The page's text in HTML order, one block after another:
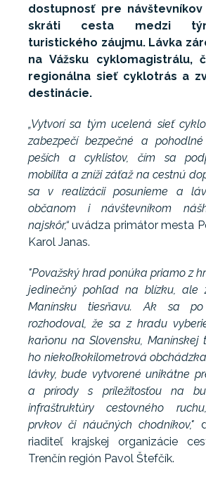
dostupnosť pre
skráti cesta medzi
turistického záujmu. Lávka
na Vážsku cyklomagistrálu,
regionálna sieť cyklotrás a
destinácie.
„Vytvorí sa tým ucelená sieť
zabezpečí bezpečné a
peších a cyklistov, čím sa
mobilita a zníži záťaž na cestnú
sa v realizácii posunieme a
občanom i návštevníkom
najskôr,“ uvádza primátor mesta
Karol Janas.
"Považský hrad ponúka priamo z
jedinečný pohľad na blízku, ale
Manínsku tiesňavu. Ak sa
rozhodoval, že sa z hradu
kaňonu na Slovensku, Manínskej
ho niekoľkokilometrová
lávky, bude vytvorené unikátne
a prírody s príležitosťou na
infraštruktúry cestovného
prvkov či náučných chodníkov,"
riaditeľ krajskej organizácie
Trenčín región Pavol Štefčík.